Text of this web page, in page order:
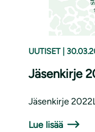
UUTISET
Jäsenkirje
Jäsenkirje
Lue lisää